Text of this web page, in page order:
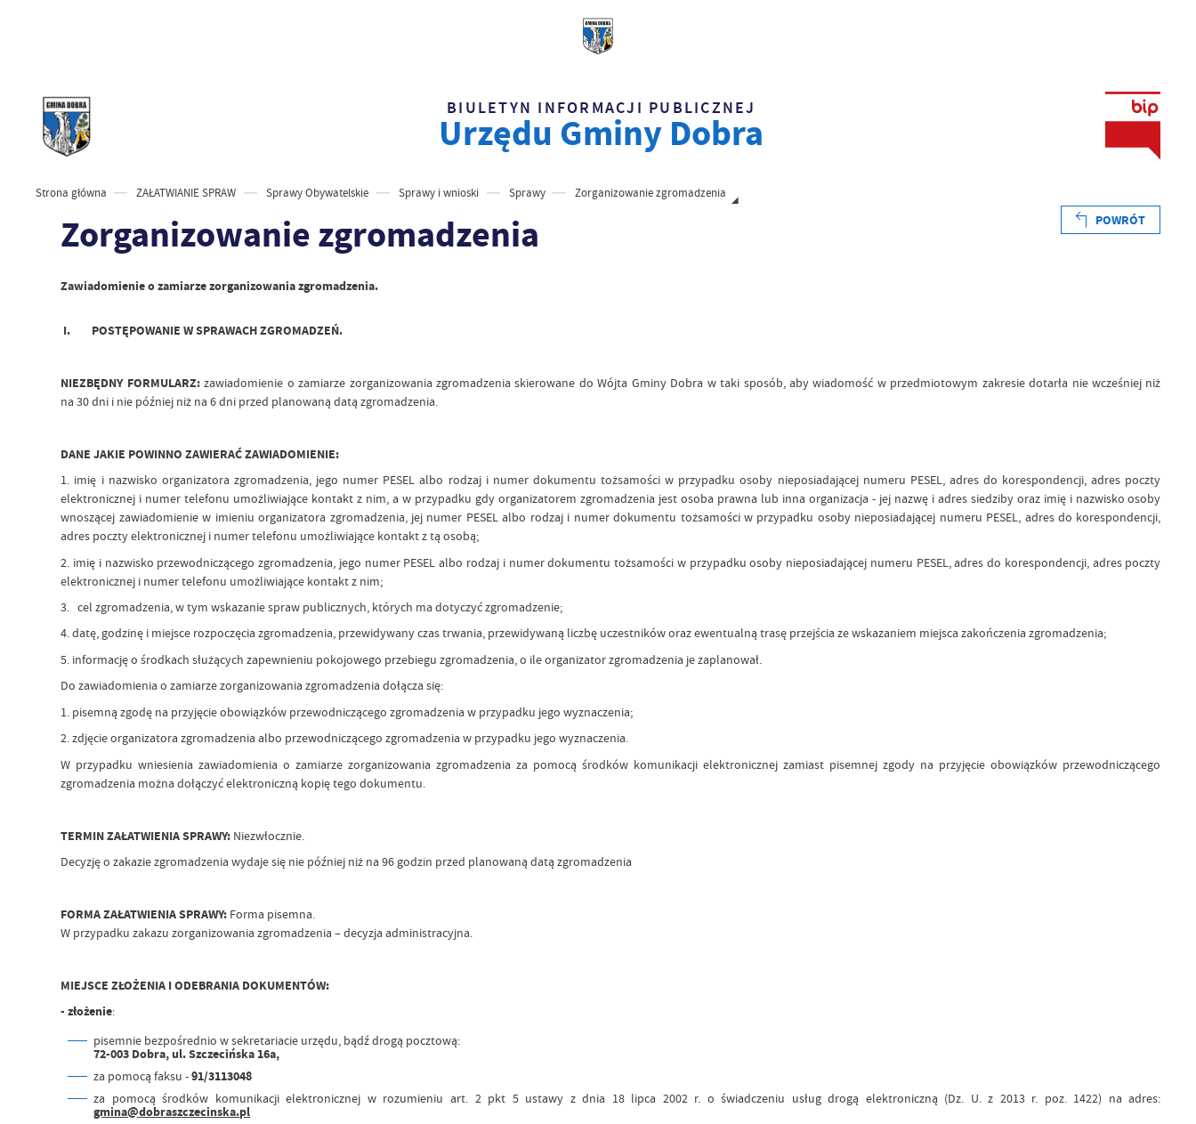
BIULETYN INFORMACJI PUBLICZNEJ
Urzędu Gminy Dobra
Strona główna ZAŁATWIANIE SPRAW Sprawy Obywatelskie Sprawy i wnioski Sprawy Zorganizowanie zgromadzenia
Zorganizowanie zgromadzenia POWRÓT
Zawiadomienie o zamiarze zorganizowania zgromadzenia.
I. POSTĘPOWANIE W SPRAWACH ZGROMADZEŃ.
NIEZBĘDNY FORMULARZ:zawiadomienie o zamiarze zorganizowania zgromadzenia skierowane do Wójta Gminy Dobra w taki sposób, aby wiadomość w przedmiotowym zakresie dotarła nie wcześniej niż
na 30 dni i nie później niż na 6 dni przed planowaną datą zgromadzenia.
DANE JAKIE POWINNO ZAWIERAĆ ZAWIADOMIENIE:
1. imię i nazwisko organizatora zgromadzenia, jego numer PESEL albo rodzaj i numer dokumentu tożsamości w przypadku osoby nieposiadającej numeru PESEL, adres do korespondencji, adres poczty
elektronicznej i numer telefonu umożliwiające kontakt z nim, a w przypadku gdy organizatorem zgromadzenia jest osoba prawna lub inna organizacja - jej nazwę i adres siedziby oraz imię i nazwisko osoby
wnoszącej zawiadomienie w imieniu organizatora zgromadzenia, jej numer PESEL albo rodzaj i numer dokumentu tożsamości w przypadku osoby nieposiadającej numeru PESEL, adres do korespondencji,
adres poczty elektronicznej i numer telefonu umożliwiające kontakt z tą osobą;
2. imię i nazwisko przewodniczącego zgromadzenia, jego numer PESEL albo rodzaj i numer dokumentu tożsamości w przypadku osoby nieposiadającej numeru PESEL, adres do korespondencji, adres poczty
elektronicznej i numer telefonu umożliwiające kontakt z nim;
3. cel zgromadzenia, w tym wskazanie spraw publicznych, których ma dotyczyć zgromadzenie;
4. datę, godzinę i miejsce rozpoczęcia zgromadzenia, przewidywany czas trwania, przewidywaną liczbę uczestników oraz ewentualną trasę przejścia ze wskazaniem miejsca zakończenia zgromadzenia;
5. informację o środkach służących zapewnieniu pokojowego przebiegu zgromadzenia, o ile organizator zgromadzenia je zaplanował.
Do zawiadomienia o zamiarze zorganizowania zgromadzenia dołącza się:
1. pisemną zgodę na przyjęcie obowiązków przewodniczącego zgromadzenia w przypadku jego wyznaczenia;
2. zdjęcie organizatora zgromadzenia albo przewodniczącego zgromadzenia w przypadku jego wyznaczenia.
W przypadku wniesienia zawiadomienia o zamiarze zorganizowania zgromadzenia za pomocą środków komunikacji elektronicznej zamiast pisemnej zgody na przyjęcie obowiązków przewodniczącego
zgromadzenia można dołączyć elektroniczną kopię tego dokumentu.
TERMIN ZAŁATWIENIA SPRAWY: Niezwłocznie.
Decyzję o zakazie zgromadzenia wydaje się nie później niż na 96 godzin przed planowaną datą zgromadzenia
FORMA ZAŁATWIENIA SPRAWY: Forma pisemna.
W przypadku zakazu zorganizowania zgromadzenia – decyzja administracyjna.
MIEJSCE ZŁOŻENIA I ODEBRANIA DOKUMENTÓW:
- złożenie:
pisemnie bezpośrednio w sekretariacie urzędu, bądź drogą pocztową:
72-003 Dobra, ul. Szczecińska 16a,
za pomocą faksu -91/3113048
za pomocą środków komunikacji elektronicznej w rozumieniu art. 2 pkt 5 ustawy z dnia 18 lipca 2002 r. o świadczeniu usług drogą elektroniczną (Dz. U. z 2013 r. poz. 1422) na adres:
gmina@dobraszczecinska.pl